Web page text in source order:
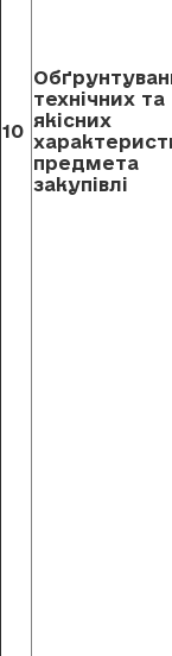
10
технічних та
якісних
предмета
закупівлі